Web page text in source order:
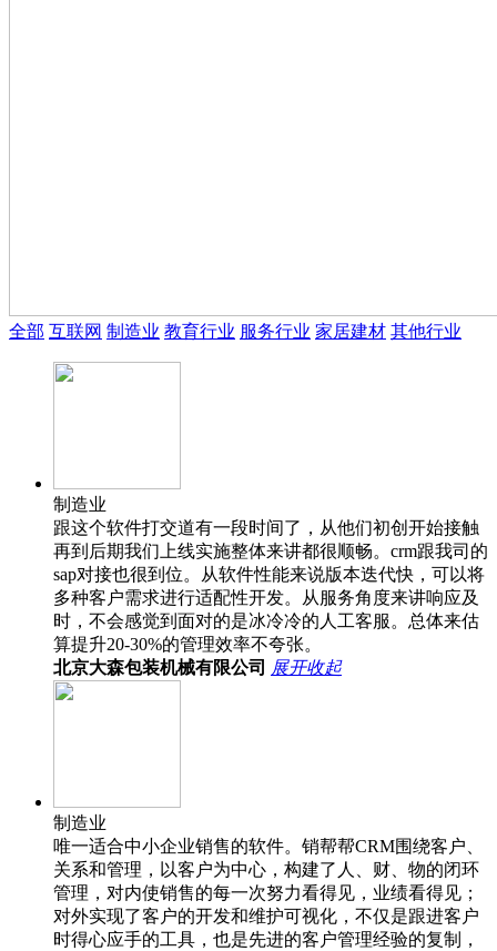
全部 互联网 制造业 教育行业 服务行业 家居建材 其他行业
制造业
跟这个软件打交道有一段时间了，从他们初创开始接触
再到后期我们上线实施整体来讲都很顺畅。crm跟我司的
sap对接也很到位。从软件性能来说版本迭代快，可以将
多种客户需求进行适配性开发。从服务角度来讲响应及
时，不会感觉到面对的是冰冷冷的人工客服。总体来估
算提升20-30%的管理效率不夸张。
北京大森包装机械有限公司 展开收起
制造业
唯一适合中小企业销售的软件。销帮帮CRM围绕客户、
关系和管理，以客户为中心，构建了人、财、物的闭环
管理，对内使销售的每一次努力看得见，业绩看得见；
对外实现了客户的开发和维护可视化，不仅是跟进客户
时得心应手的工具，也是先进的客户管理经验的复制，